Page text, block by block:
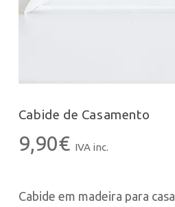
Cabide de Casamento
9,90€ IVA inc.
Cabide em madeira para